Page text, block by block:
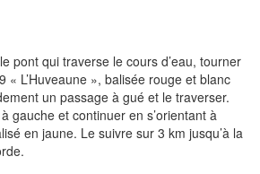
pont qui traverse le cours d’eau, tourner
« L’Huveaune », balisée rouge et blanc
un passage à gué et le traverser.
gauche et continuer en s’orientant à
en jaune. Le suivre sur 3 km jusqu’à la